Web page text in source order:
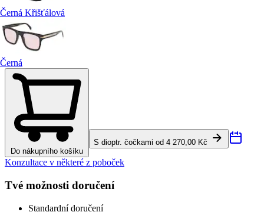
Černá Křišťálová
Černá
Do nákupního košíku
S dioptr. čočkami od 4 270,00 Kč
Konzultace v některé z poboček
Tvé možnosti doručení
Standardní doručení